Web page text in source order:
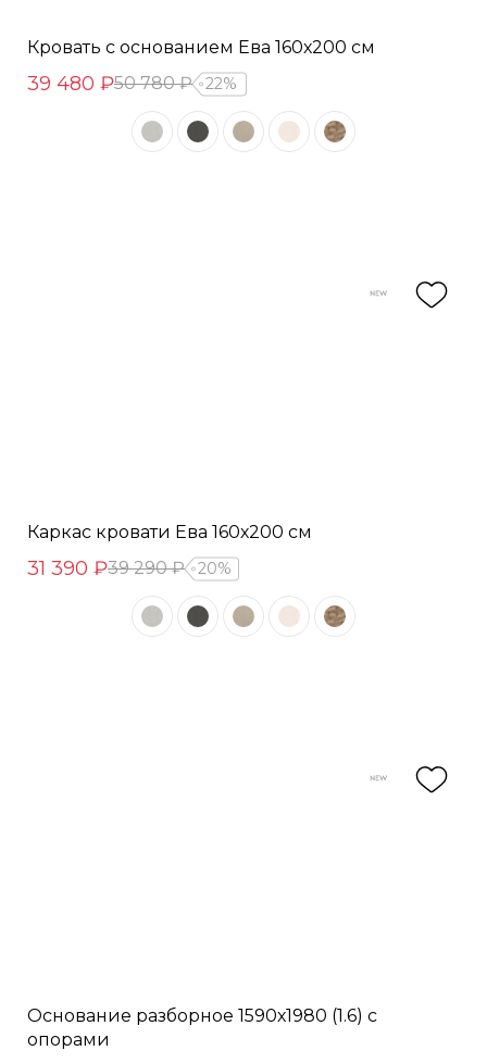
Кровать с основанием Ева 160х200 см
39 480 ₽50 780 ₽ 22%
Каркас кровати Ева 160х200 см
31 390 ₽39 290 ₽ 20%
Основание разборное 1590х1980 (1.6) с
опорами